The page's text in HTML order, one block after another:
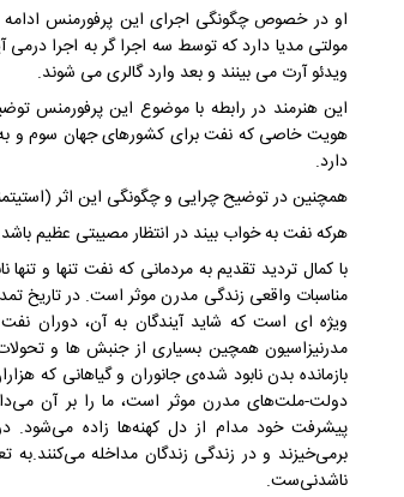
او در خصوص چگونگی اجرای این پرفورمنس
مولتی مدیا دارد که توسط سه اجرا گر به اجرا درمی
ویدئو آرت می بینند و بعد وارد گالری می شوند.
این هنرمند در رابطه با موضوع این پرفورمنس
هویت خاصی که نفت برای کشورهای جهان سوم و به
دارد.
همچنین در توضیح چرایی و چگونگی این اثر
هرکه نفت به خواب بیند در انتظار مصیبتی عظیم باشد.
با کمال تردید تقدیم به مردمانی که نفت تنها و
مناسبات واقعی زندگی مدرن موثر است. در تاریخ
ویژه ای است که شاید آیندگان به آن، دوران
مدرنیزاسیون همچین بسیاری از جنبش ها و
بازمانده بدن نابود شده‌ی جانوران و گیاهانی که
دولت-ملت‌های مدرن موثر است، ما را بر آن
پیشرفت خود مدام از دل کهنه‌ها زاده
برمی‌خیزند و در زندگی زندگان مداخله می‌کنند.به
ناشدنی‌ست.